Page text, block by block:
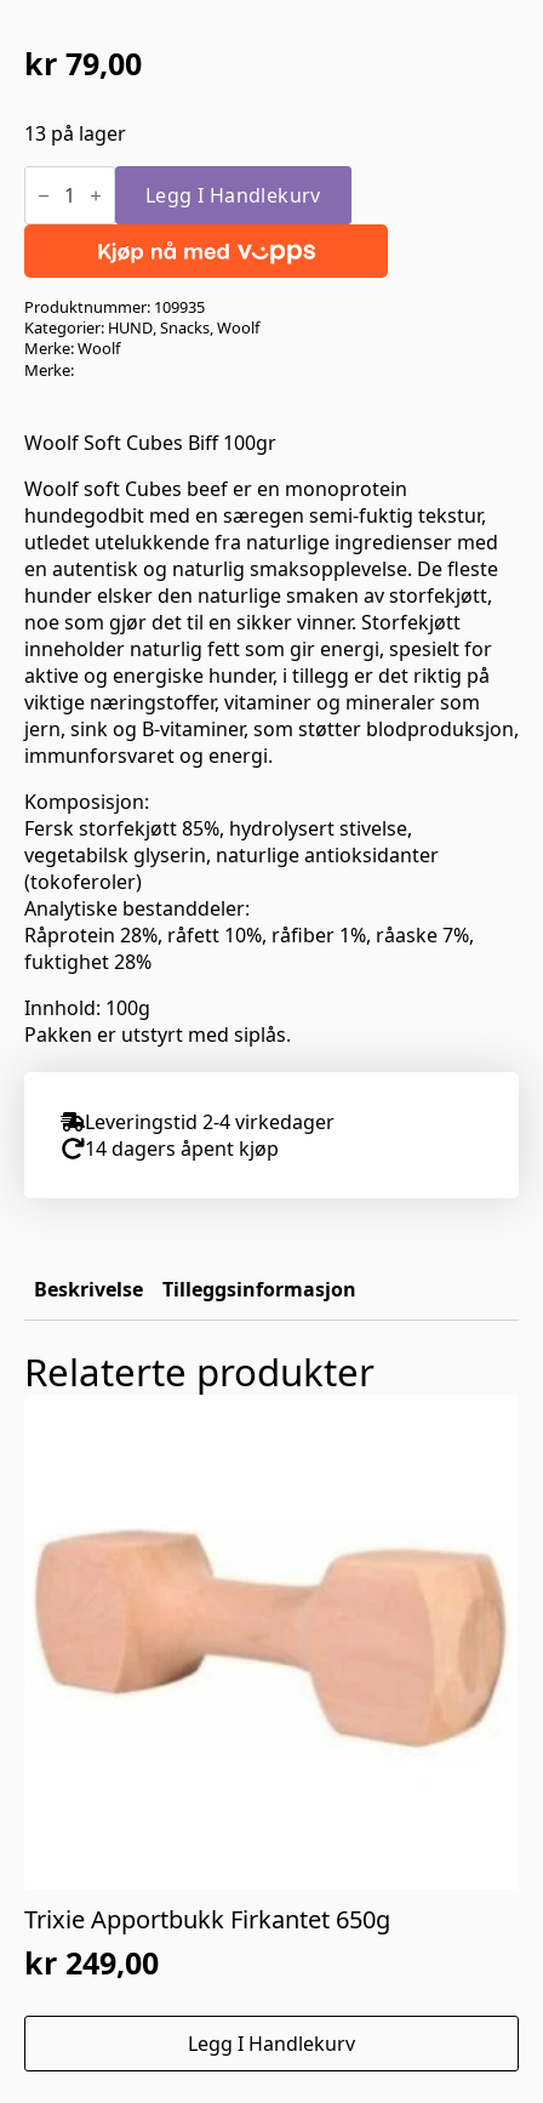
kr 79,00
13 på lager
Woolf
Soft
Biff
antall
Legg I Handlekurv
Produktnummer: 109935
Kategorier: HUND,Snacks,Woolf
Merke:Woolf
Merke:
Woolf Soft Cubes Biff 100gr
Woolf soft Cubes beef er en monoprotein
hundegodbit med en særegen semi-fuktig tekstur,
utledet utelukkende fra naturlige ingredienser med
en autentisk og naturlig smaksopplevelse. De fleste
hunder elsker den naturlige smaken av storfekjøtt,
noe som gjør det til en sikker vinner. Storfekjøtt
inneholder naturlig fett som gir energi, spesielt for
aktive og energiske hunder, i tillegg er det riktig på
viktige næringstoffer, vitaminer og mineraler som
jern, sink og B-vitaminer, som støtter blodproduksjon,
immunforsvaret og energi.
Komposisjon:
Fersk storfekjøtt 85%, hydrolysert stivelse,
vegetabilsk glyserin, naturlige antioksidanter
(tokoferoler)
Analytiske bestanddeler:
Råprotein 28%, råfett 10%, råfiber 1%, råaske 7%,
fuktighet 28%
Innhold: 100g
Pakken er utstyrt med siplås.
Leveringstid 2-4 virkedager
14 dagers åpent kjøp
Beskrivelse Tilleggsinformasjon
Relaterte produkter
Trixie Apportbukk Firkantet 650g
kr 249,00
Legg I Handlekurv